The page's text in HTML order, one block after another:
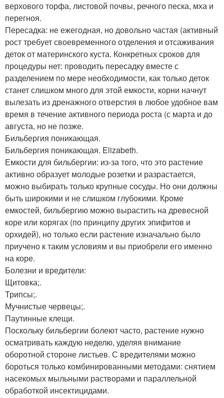
верхового торфа, листовой почвы, речного песка, мха и
перегноя.
Пересадка: не ежегодная, но довольно частая (активный
рост требует своевременного отделения и отсаживания
деток от материнского куста. Конкретных сроков для
процедуры нет: проводить пересадку вместе с
разделением по мере необходимости, как только деток
станет слишком много для этой емкости, корни начнут
вылезать из дренажного отверстия в любое удобное вам
время в течение активного периода роста (с марта и до
августа, но не позже.
Бильбергия поникающая.
Бильбергия поникающая. Elizabeth.
Емкости для бильбергии: из-за того, что это растение
активно образует молодые розетки и разрастается,
можно выбирать только крупные сосуды. Но они должны
быть широкими и не слишком глубокими. Кроме
емкостей, бильбергию можно вырастить на древесной
коре или корягах (по принципу других эпифитов и
орхидей), но только если растение изначально было
приучено к таким условиям и вы приобрели его именно
на коре.
Болезни и вредители:
Щитовка;.
Трипсы;.
Мучнистые червецы;.
Паутинные клещи.
Поскольку бильбергии болеют часто, растение нужно
осматривать каждую неделю, уделяя внимание
оборотной стороне листьев. С вредителями можно
бороться только комбинированными методами: снятием
насекомых мыльными растворами и параллельной
обработкой инсектицидами.